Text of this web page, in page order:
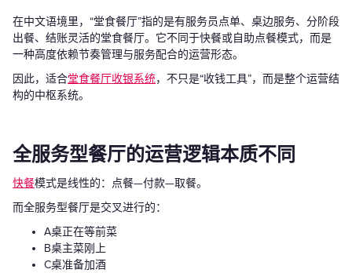
在中文语境里，“堂食餐厅”指的是有服务员点单、桌边服务、分阶段
出餐、结账灵活的堂食餐厅。它不同于快餐或自助点餐模式，而是
一种高度依赖节奏管理与服务配合的运营形态。
因此，适合堂食餐厅收银系统，不只是“收钱工具”，而是整个运营结
构的中枢系统。
全服务型餐厅的运营逻辑本质不同
快餐模式是线性的：点餐—付款—取餐。
而全服务型餐厅是交叉进行的：
A桌正在等前菜
B桌主菜刚上
C桌准备加酒